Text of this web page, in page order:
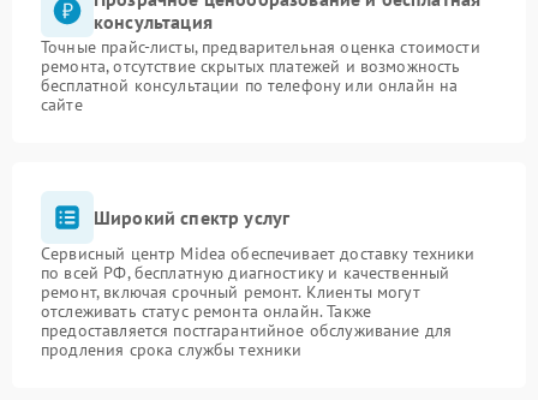
консультация
Точные прайс-листы, предварительная оценка стоимости
ремонта, отсутствие скрытых платежей и возможность
бесплатной консультации по телефону или онлайн на
сайте
Широкий спектр услуг
Сервисный центр Midea обеспечивает доставку техники
по всей РФ, бесплатную диагностику и качественный
ремонт, включая срочный ремонт. Клиенты могут
отслеживать статус ремонта онлайн. Также
предоставляется постгарантийное обслуживание для
продления срока службы техники